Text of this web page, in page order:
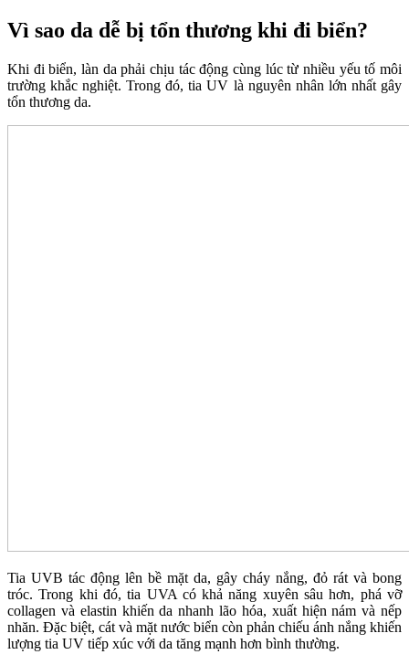
Vì sao da dễ bị tổn thương khi đi biển?
Khi đi biển, làn da phải chịu tác động cùng lúc từ nhiều yếu tố môi
trường khắc nghiệt. Trong đó, tia UV là nguyên nhân lớn nhất gây
tổn thương da.
Tia UVB tác động lên bề mặt da, gây cháy nắng, đỏ rát và bong
tróc. Trong khi đó, tia UVA có khả năng xuyên sâu hơn, phá vỡ
collagen và elastin khiến da nhanh lão hóa, xuất hiện nám và nếp
nhăn. Đặc biệt, cát và mặt nước biển còn phản chiếu ánh nắng khiến
lượng tia UV tiếp xúc với da tăng mạnh hơn bình thường.